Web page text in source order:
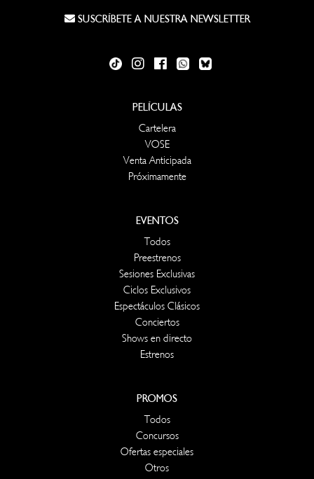
SUSCRÍBETE A NUESTRA NEWSLETTER
PELÍCULAS
Cartelera
VOSE
Venta Anticipada
Próximamente
EVENTOS
Todos
Preestrenos
Sesiones Exclusivas
Ciclos Exclusivos
Espectáculos Clásicos
Conciertos
Shows en directo
Estrenos
PROMOS
Todos
Concursos
Ofertas especiales
Otros